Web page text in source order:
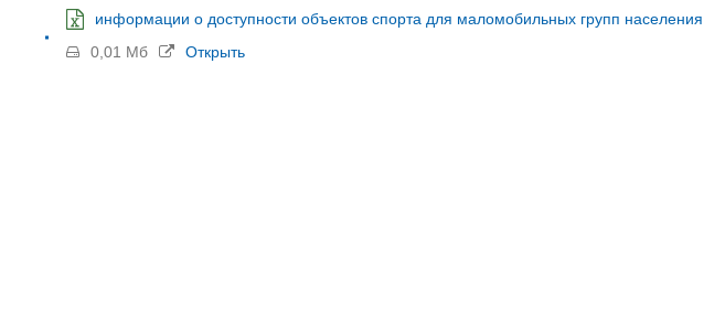
информации о доступности объектов спорта для маломобильных групп населения
0,01 Мб
Открыть